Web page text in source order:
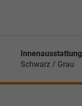
Innenausstattung
Schwarz / Grau